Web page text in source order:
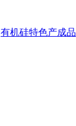
有机硅特色产成品